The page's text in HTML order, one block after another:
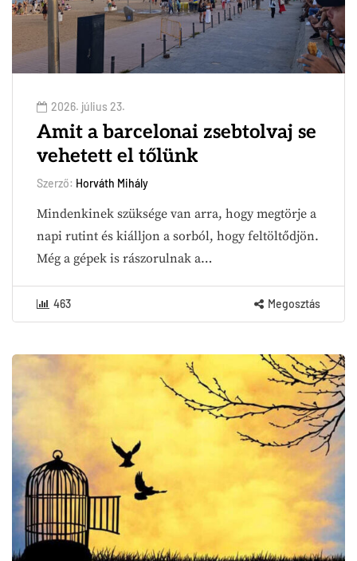
2026. július 23.
Amit a barcelonai zsebtolvaj se
vehetett el tőlünk
Szerző: Horváth Mihály
Mindenkinek szüksége van arra, hogy megtörje a
napi rutint és kiálljon a sorból, hogy feltöltődjön.
Még a gépek is rászorulnak a…
463 Megosztás